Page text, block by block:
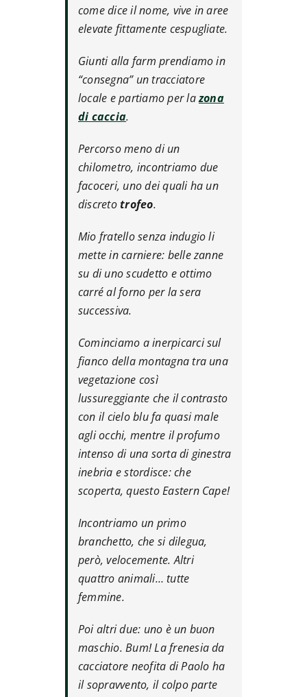
come dice il nome, vive in aree
elevate fittamente cespugliate.
Giunti alla farm prendiamo in
“consegna” un tracciatore
locale e partiamo per lazona
di caccia.
Percorso meno di un
chilometro, incontriamo due
facoceri, uno dei quali ha un
discretotrofeo.
Mio fratello senza indugio li
mette in carniere: belle zanne
su di uno scudetto e ottimo
carré al forno per la sera
successiva.
Cominciamo a inerpicarci sul
fianco della montagna tra una
vegetazione così
lussureggiante che il contrasto
con il cielo blu fa quasi male
agli occhi, mentre il profumo
intenso di una sorta di ginestra
inebria e stordisce: che
scoperta, questo Eastern Cape!
Incontriamo un primo
branchetto, che si dilegua,
però, velocemente. Altri
quattro animali… tutte
femmine.
Poi altri due: uno è un buon
maschio. Bum! La frenesia da
cacciatore neofita di Paolo ha
il sopravvento, il colpo parte